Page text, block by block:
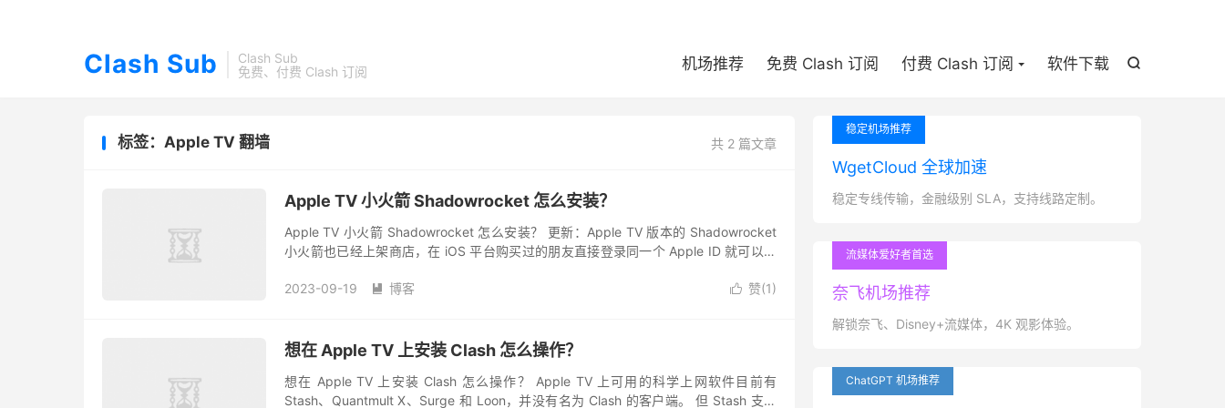
Clash Sub
Clash Sub
免费、付费 Clash 订阅

机场推荐 免费 Clash 订阅 付费 Clash 订阅 软件下载
共 2 篇文章
标签：Apple TV 翻墙
Apple TV 小火箭 Shadowrocket 怎么安装？
Apple TV 小火箭 Shadowrocket 怎么安装？ 更新：Apple TV 版本的 Shadowrocket
小火箭也已经上架商店，在 iOS 平台购买过的朋友直接登录同一个 Apple ID 就可以直
 赞(1)
2023-09-19  博客
想在 Apple TV 上安装 Clash 怎么操作？
想在 Apple TV 上安装 Clash 怎么操作？ Apple TV 上可用的科学上网软件目前有
Stash、Quantmult X、Surge 和 Loon，并没有名为 Clash 的客户端。 但 Stash 支持
稳定机场推荐
WgetCloud 全球加速
稳定专线传输，金融级别 SLA，支持线路定制。
流媒体爱好者首选
奈飞机场推荐
解锁奈飞、Disney+流媒体，4K 观影体验。
ChatGPT 机场推荐